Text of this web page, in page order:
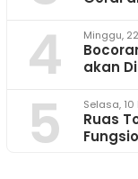
4 Minggu,
akan
5 Selasa,
Ruas